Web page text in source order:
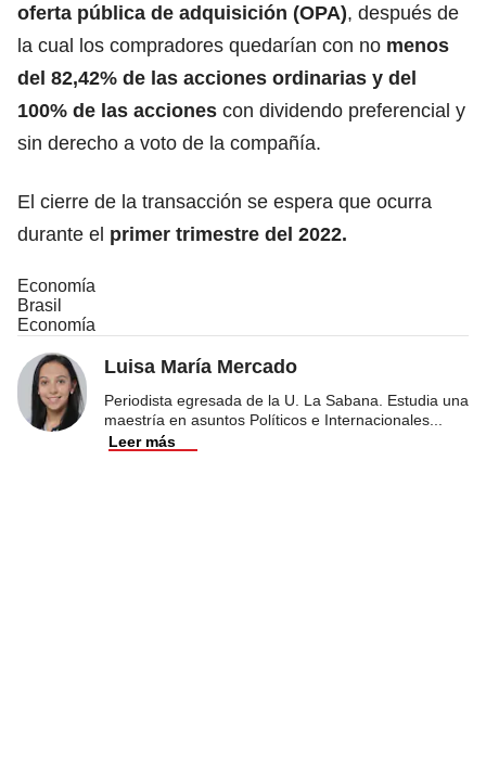
oferta pública de adquisición (OPA), después de
la cual los compradores quedarían con no menos
del 82,42% de las acciones ordinarias y del
100% de las acciones con dividendo preferencial y
sin derecho a voto de la compañía.
El cierre de la transacción se espera que ocurra
durante el primer trimestre del 2022.
Economía
Brasil
Economía
Luisa María Mercado
Periodista egresada de la U. La Sabana. Estudia una
maestría en asuntos Políticos e Internacionales
Leer más